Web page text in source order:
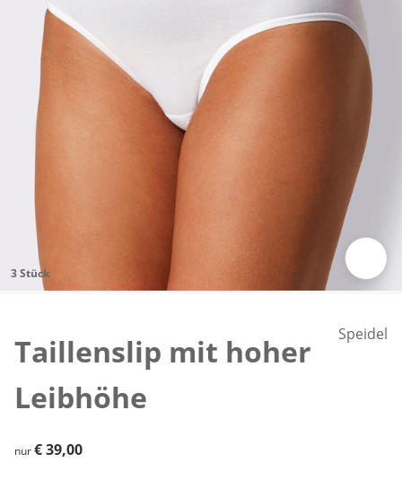
3 Stück
Taillenslip mit hoher
Leibhöhe
€ 39,00
nur€ 39,00
Speidel